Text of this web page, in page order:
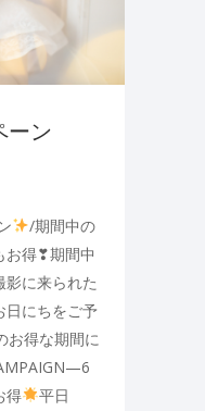
ーン
/期間中の
お得❣期間中
に来られた
日にちをご予
お得な期間に
得
平日